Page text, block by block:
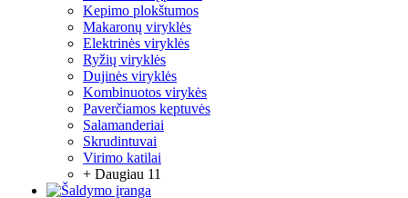
Kepimo plokštumos
Makaronų viryklės
Elektrinės viryklės
Ryžių viryklės
Dujinės viryklės
Kombinuotos virykės
Paverčiamos keptuvės
Salamanderiai
Skrudintuvai
Virimo katilai
+ Daugiau 11